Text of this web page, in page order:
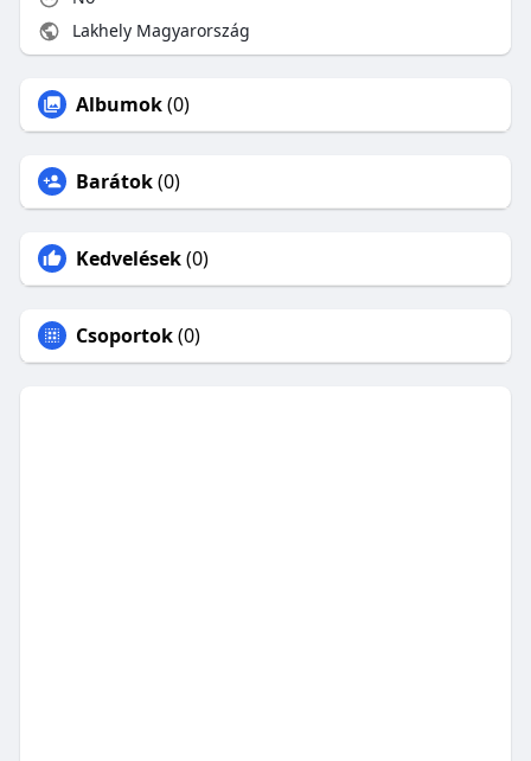
Lakhely Magyarország
Albumok(0)
Barátok(0)
Kedvelések(0)
Csoportok(0)